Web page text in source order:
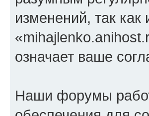
изменений, так
означает ваше
Наши форумы